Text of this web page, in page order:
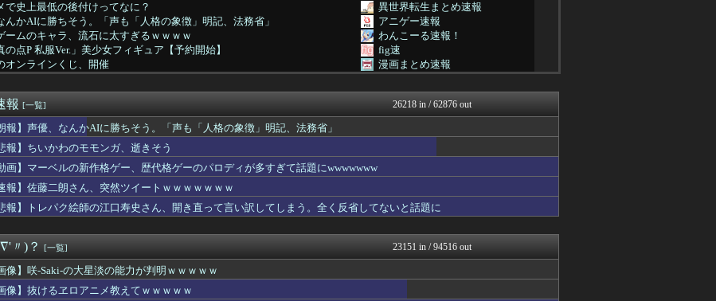
で史上最低の後付けってなに？
異世界転生まとめ速報
んかAIに勝ちそう。「声も「人格の象徴」明記、法務省」
アニゲー速報
ームのキャラ、流石に太すぎるｗｗｗｗ
わんこーる速報！
点P 私服Ver.」美少女フィギュア【予約開始】
fig速
オンラインくじ、開催
漫画まとめ速報
ック事故で車がミンチになった男性、とんでもない姿で発見される…...
デジタルニューススレッド
グローグーって寿命を全うするならあと900年ぐらい生きるんだ...
ヒーローNEWS
者「アスペの検査してみた…みんなこれわかるの？」
姫！スピンオフ漫画、「超かぐやメシ」連載決定ｗｗｗ
アニチャット
保ちゃんに寄せられた″お祝イイ！！コメント”一覧ｗｗｗｗ
メさん、何故か1人だけ不人気キャラを追加してしまうｗｗｗ
の季節だね。伝説の島、巨大な氷、眠る財宝……心躍る要素が目白押...
ニュー速VIPブログ(`･...
中毒のヤクねこの末路が心配でならない・・・
最強ジャンプ放送局
ーム」なハサウェイがやりそうな事は？
GUNDAM.LOG｜ガン...
【悲報】この９連休、ラブライブイベントなし…？？
コンテンツ・声優 | ラブ...
た1995年新年3・4合併号に載ってる作品リストｗｗｗｗｗ
ああ言えばForYou
ロアニメ教えてｗｗｗｗｗ
ゃんと山田さん』作者さん、お気持ちイラストを公開
あぁ^～こころがぴょんぴょ...
か怒っているやよいのご機嫌を直す方法
報 [一覧] 26218 in / 62876 out
報】声優、なんかAIに勝ちそう。「声も「人格の象徴」明記、法務省」
報】ちいかわのモモンガ、逝きそう
画】マーベルの新作格ゲー、歴代格ゲーのパロディが多すぎて話題にwwwwwww
報】佐藤二朗さん、突然ツイートｗｗｗｗｗｗｗ
報】トレパク絵師の江口寿史さん、開き直って言い訳してしまう。全く反省してないと話題に
〃)？ [一覧] 23151 in / 94516 out
像】咲-Saki-の大星淡の能力が判明ｗｗｗｗｗ
像】抜けるヱロアニメ教えてｗｗｗｗｗ